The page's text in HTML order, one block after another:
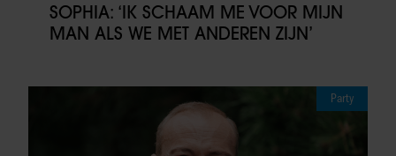
SOPHIA: ‘IK SCHAAM ME VOOR MIJN
MAN ALS WE MET ANDEREN ZIJN’
Party